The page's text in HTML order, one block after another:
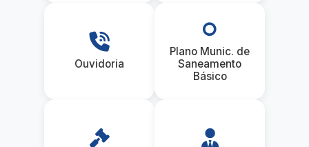
Ouvidoria
Plano Munic. de
Saneamento
Básico